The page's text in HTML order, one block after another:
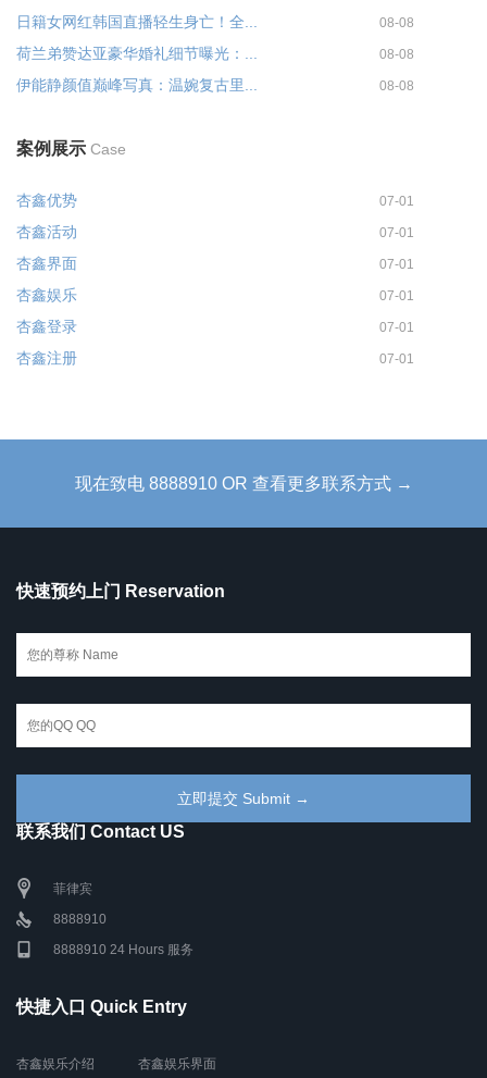
日籍女网红韩国直播轻生身亡！全... 08-08
荷兰弟赞达亚豪华婚礼细节曝光：... 08-08
伊能静颜值巅峰写真：温婉复古里... 08-08
案例展示 Case
杏鑫优势 07-01
杏鑫活动 07-01
杏鑫界面 07-01
杏鑫娱乐 07-01
杏鑫登录 07-01
杏鑫注册 07-01
现在致电 8888910 OR 查看更多联系方式 →
快速预约上门 Reservation
联系我们 Contact US
菲律宾
8888910
8888910 24 Hours 服务
快捷入口 Quick Entry
杏鑫娱乐介绍 杏鑫娱乐界面